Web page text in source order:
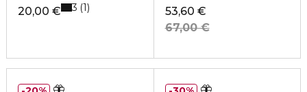
20,00 € 3 1
53,60 €
67,00 €